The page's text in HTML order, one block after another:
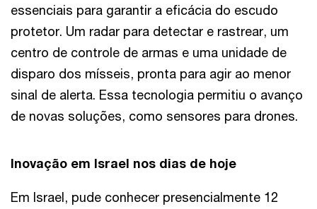
essenciais para garantir a eficácia do escudo
protetor. Um radar para detectar e rastrear, um
centro de controle de armas e uma unidade de
disparo dos mísseis, pronta para agir ao menor
sinal de alerta. Essa tecnologia permitiu o avanço
de novas soluções, como sensores para drones.
Inovação em Israel nos dias de hoje
Em Israel, pude conhecer presencialmente 12